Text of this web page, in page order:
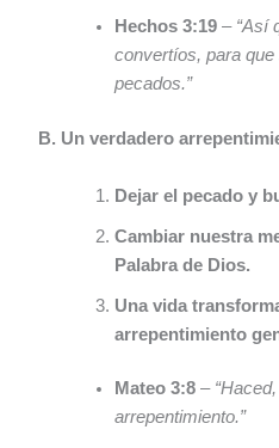
Hechos 3:19 – “Así
convertíos, para
pecados.”
B. Un verdadero
Dejar el pecado y
Cambiar nuestra
Palabra de Dios.
Una vida
arrepentimiento
Mateo 3:8 –
arrepentimiento.”